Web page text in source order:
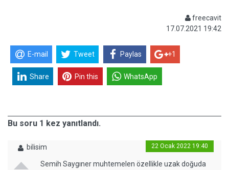
freecavit
17.07.2021 19:42
E-mail Tweet Paylas +1
Share Pin this WhatsApp
Bu soru 1 kez yanıtlandı.
bilisim 22 Ocak 2022 19:40
Semih Saygıner muhtemelen özellikle uzak doğuda